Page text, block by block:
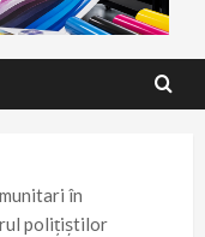
în
polițiștilor